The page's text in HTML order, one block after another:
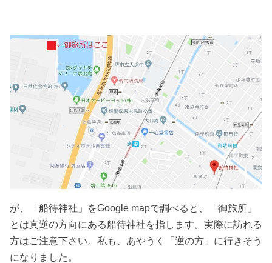
が、「船待神社」をGoogle mapで調べると、「御旅所」
とは真逆の方向にある船待神社を指します。実際に訪れる
方はご注意下さい。私も、あやうく「逆の方」に行きそう
になりました。